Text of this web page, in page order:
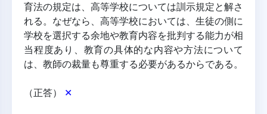
育法の規定は、高等学校については訓示規定と解さ
れる。なぜなら、高等学校においては、生徒の側に
学校を選択する余地や教育内容を批判する能力が相
当程度あり、教育の具体的な内容や方法について
は、教師の裁量も尊重する必要があるからである。
（正答） ✕